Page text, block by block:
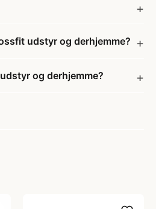
udstyr og derhjemme?
og derhjemme?